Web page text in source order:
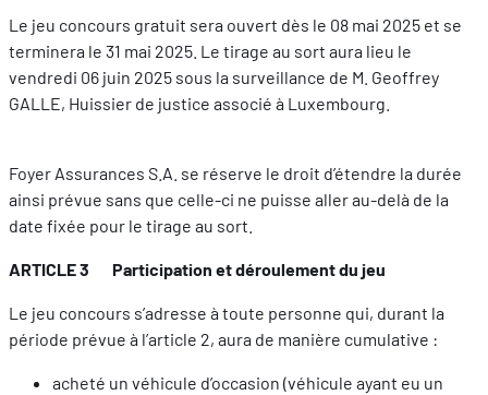
EN
Le jeu concours gratuit sera ouvert dès le 08 mai 2025 et se
terminera le 31 mai 2025. Le tirage au sort aura lieu le
vendredi 06 juin 2025 sous la surveillance de M. Geoffrey
GALLE, Huissier de justice associé à Luxembourg.
Foyer Assurances S.A. se réserve le droit d’étendre la durée
ainsi prévue sans que celle-ci ne puisse aller au-delà de la
date fixée pour le tirage au sort.
ARTICLE 3 Participation et déroulement du jeu
Le jeu concours s’adresse à toute personne qui, durant la
période prévue à l’article 2, aura de manière cumulative :
acheté un véhicule d’occasion (véhicule ayant eu un